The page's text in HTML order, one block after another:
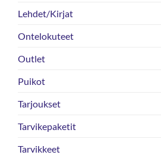
Lehdet/Kirjat
Ontelokuteet
Outlet
Puikot
Tarjoukset
Tarvikepaketit
Tarvikkeet